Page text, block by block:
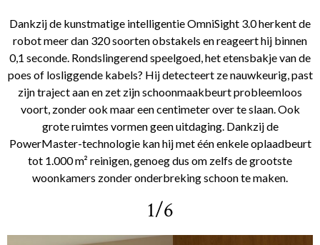
Dankzij de kunstmatige intelligentie OmniSight 3.0 herkent de
robot meer dan 320 soorten obstakels en reageert hij binnen
0,1 seconde. Rondslingerend speelgoed, het etensbakje van de
poes of losliggende kabels? Hij detecteert ze nauwkeurig, past
zijn traject aan en zet zijn schoonmaakbeurt probleemloos
voort, zonder ook maar een centimeter over te slaan. Ook
grote ruimtes vormen geen uitdaging. Dankzij de
PowerMaster-technologie kan hij met één enkele oplaadbeurt
tot 1.000 m² reinigen, genoeg dus om zelfs de grootste
woonkamers zonder onderbreking schoon te maken.
1/6